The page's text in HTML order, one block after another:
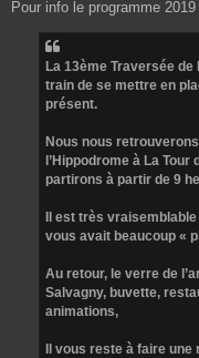
e
Pour info le programme
La 13ème Traversée de
train de se mettre en
présent.
Nous nous
l’Hippodrome à La
partirons à partir de 9
Il est très
vous avait beaucoup «
Au retour, le verre de
Salvagny, buvette,
animations,
Il vous reste à faire une